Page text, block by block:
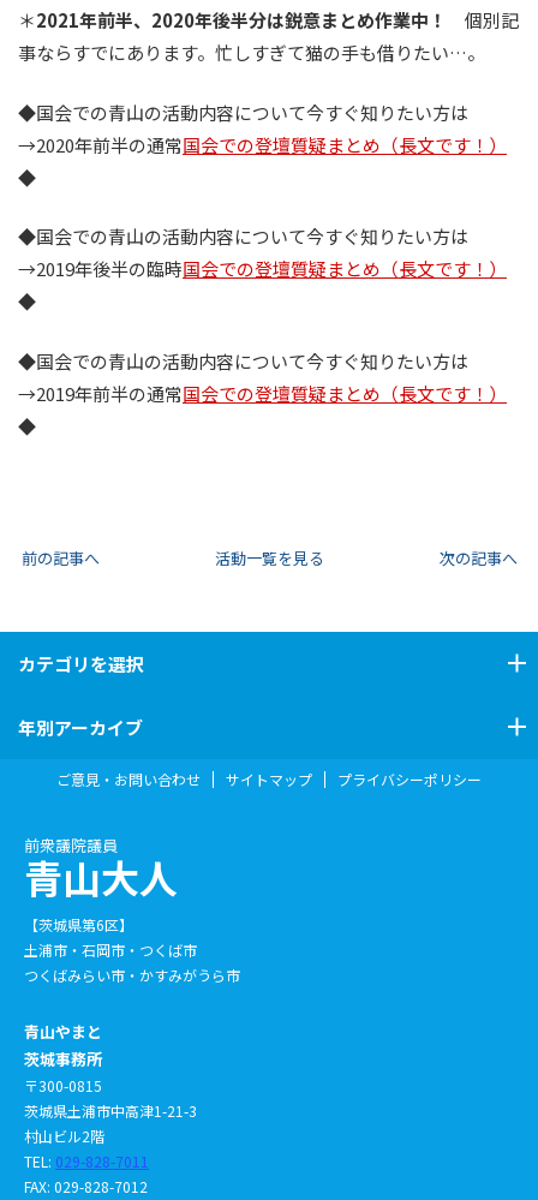
＊2021年前半、2020年後半分は鋭意まとめ作業中！
個別記
事ならすでにあります。忙しすぎて猫の手も借りたい…。
◆国会での青山の活動内容について今すぐ知りたい方は
→2020年前半の通常国会での登壇質疑まとめ（長文です！）
◆
◆国会での青山の活動内容について今すぐ知りたい方は
→2019年後半の臨時国会での登壇質疑まとめ（長文です！）
◆
◆国会での青山の活動内容について今すぐ知りたい方は
→2019年前半の通常国会での登壇質疑まとめ（長文です！）
◆
前の記事へ 活動一覧を見る 次の記事へ
カテゴリを選択
年別アーカイブ
前衆議院議員
青山大人
【茨城県第6区】
土浦市・石岡市・つくば市
つくばみらい市・かすみがうら市
青山やまと
茨城事務所
〒300-0815
茨城県土浦市中高津1-21-3
村山ビル2階
TEL: 029-828-7011
FAX: 029-828-7012
ご意見・お問い合わせ サイトマップ プライバシーポリシー